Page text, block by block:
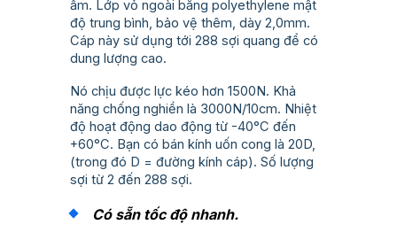
ẩm. Lớp vỏ ngoài bằng polyethylene mật
độ trung bình, bảo vệ thêm, dày 2,0mm.
Cáp này sử dụng tới 288 sợi quang để có
dung lượng cao.
Nó chịu được lực kéo hơn 1500N. Khả
năng chống nghiền là 3000N/10cm. Nhiệt
độ hoạt động dao động từ -40°C đến
+60°C. Bạn có bán kính uốn cong là 20D,
(trong đó D = đường kính cáp). Số lượng
sợi từ 2 đến 288 sợi.
Có sẵn tốc độ nhanh.